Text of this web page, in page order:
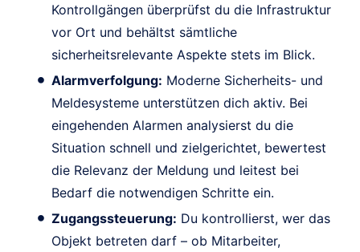
Kontrollgängen überprüfst du die Infrastruktur
vor Ort und behältst sämtliche
sicherheitsrelevante Aspekte stets im Blick.
Alarmverfolgung: Moderne Sicherheits- und
Meldesysteme unterstützen dich aktiv. Bei
eingehenden Alarmen analysierst du die
Situation schnell und zielgerichtet, bewertest
die Relevanz der Meldung und leitest bei
Bedarf die notwendigen Schritte ein.
Zugangssteuerung: Du kontrollierst, wer das
Objekt betreten darf – ob Mitarbeiter,